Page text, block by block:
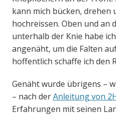
kann mich bücken, drehen
hochreissen. Oben und an
unterhalb der Knie habe
angenäht, um die Falten
hoffentlich schaffe ich den
Genäht wurde übrigens –
– nach derAnleitung von
Erfahrungen mit seinen